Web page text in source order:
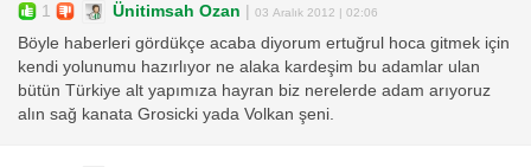
1 Ünitimsah Ozan | 03 Aralık 2012 | 02:06
Böyle haberleri gördükçe acaba diyorum ertuğrul hoca gitmek için
kendi yolunumu hazırlıyor ne alaka kardeşim bu adamlar ulan
bütün Türkiye alt yapımıza hayran biz nerelerde adam arıyoruz
alın sağ kanata Grosicki yada Volkan şeni.